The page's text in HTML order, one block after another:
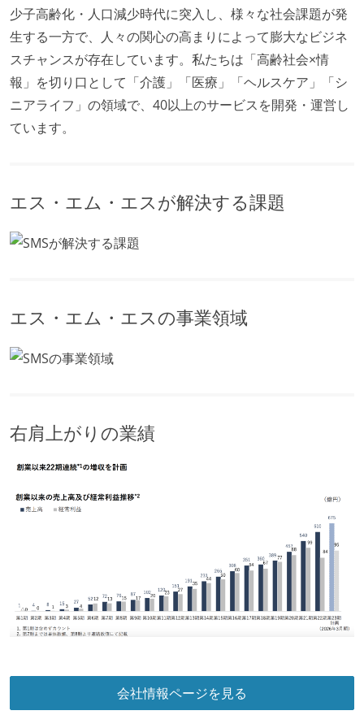
少子高齢化・人口減少時代に突入し、様々な社会課題が発
生する一方で、人々の関心の高まりによって膨大なビジネ
スチャンスが存在しています。私たちは「高齢社会×情
報」を切り口として「介護」「医療」「ヘルスケア」「シ
ニアライフ」の領域で、40以上のサービスを開発・運営し
ています。
エス・エム・エスが解決する課題
エス・エム・エスの事業領域
右肩上がりの業績
会社情報ページを見る